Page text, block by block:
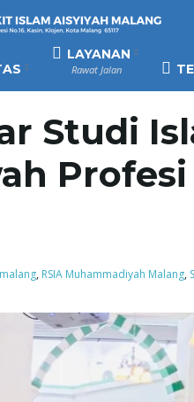
LAYANAN
Rawat Jalan
Studi
Profesi
, RSIA Muhammadiyah Malang,